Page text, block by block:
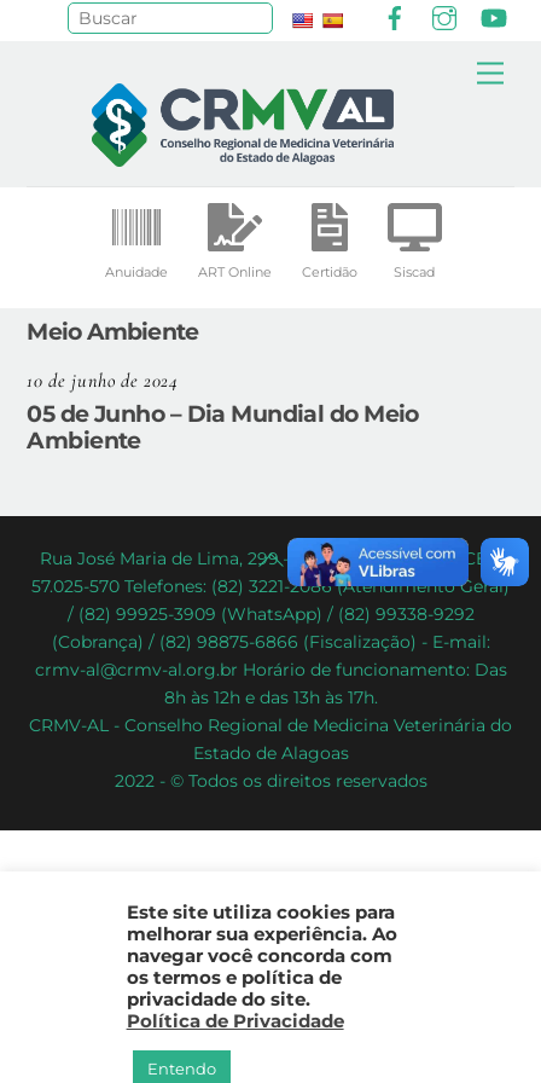
Anuidade ART Online Certidão Siscad
Meio Ambiente
10 de junho de 2024
05 de Junho – Dia Mundial do Meio
Ambiente
Back
To
Top
Rua José Maria de Lima, 299 – Poço – Maceió/AL – CEP:
57.025-570 Telefones: (82) 3221-2086 (Atendimento Geral)
/ (82) 99925-3909 (WhatsApp) / (82) 99338-9292
(Cobrança) / (82) 98875-6866 (Fiscalização) - E-mail:
crmv-al@crmv-al.org.br Horário de funcionamento: Das
8h às 12h e das 13h às 17h.
CRMV-AL - Conselho Regional de Medicina Veterinária do
Estado de Alagoas
2022 - © Todos os direitos reservados
Este site utiliza cookies para
melhorar sua experiência. Ao
navegar você concorda com
os termos e política de
privacidade do site.
Política de Privacidade
Entendo